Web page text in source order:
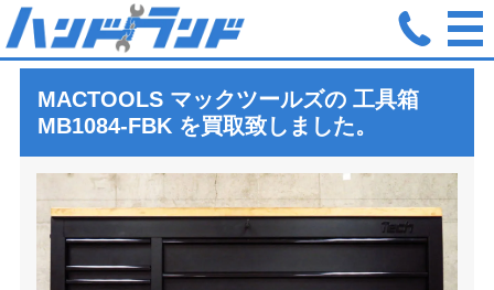
ホーム 買取実績 MACTOOLS マックツール 純正ウッドトッ
MACTOOLS マックツールズの 工具箱
MB1084-FBK を買取致しました。